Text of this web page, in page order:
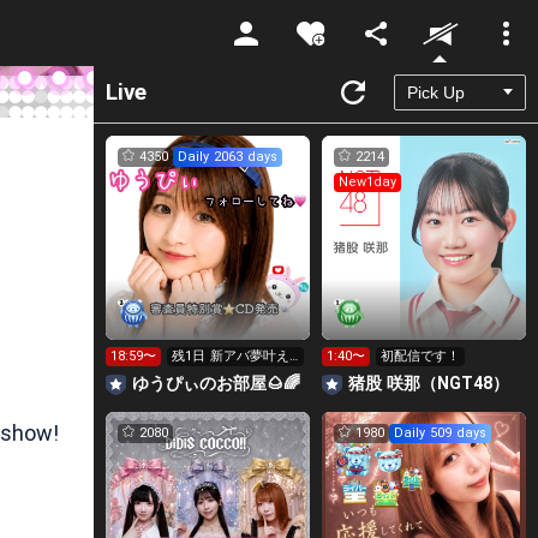
Unmute
Live
4350 Daily 2063 days
18:59〜
残1日 新アバ夢叶え
たい🔥応援お願いし
ます
ゆうぴぃのお部屋🌰🌈
2214
New1day
1:40〜 初配信です！
猪股 咲那（NGT48）
2080 1980 Daily 509 days